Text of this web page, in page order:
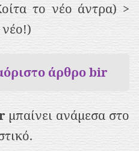
το νέο άντρα) >
άρθρο bir
μπαίνει ανάμεσα στο